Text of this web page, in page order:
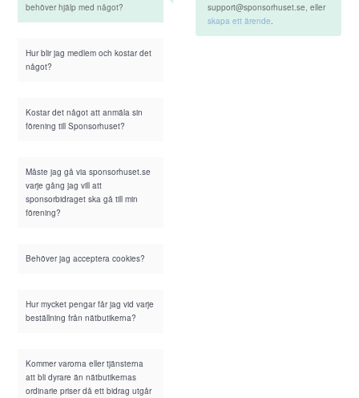
behöver hjälp med något?
Hur blir jag medlem och kostar det
något?
Kostar det något att anmäla sin
förening till Sponsorhuset?
Måste jag gå via sponsorhuset.se
varje gång jag vill att
sponsorbidraget ska gå till min
förening?
Behöver jag acceptera cookies?
Hur mycket pengar får jag vid varje
beställning från nätbutikerna?
Kommer varorna eller tjänsterna
att bli dyrare än nätbutikernas
ordinarie priser då ett bidrag utgår
support@sponsorhuset.se, eller
skapa ett ärende.